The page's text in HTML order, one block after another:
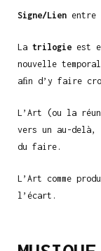
Signe/Lien entre
La trilogie est
nouvelle
aﬁn d’y faire
L’Art (ou la
vers un au-delà,
du faire.
L’Art comme
l’écart.